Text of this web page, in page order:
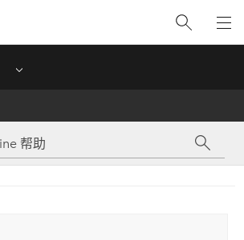
Menu